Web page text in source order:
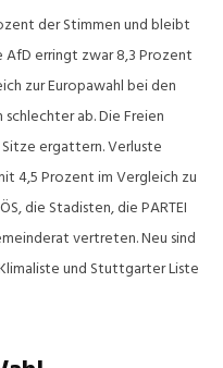
der Stimmen und bleibt
AfD erringt zwar 8,3 Prozent
zur Europawahl bei den
ab. Die Freien
ergattern. Verluste
4,5 Prozent im Vergleich zu
die Stadisten, die PARTEI
vertreten. Neu sind
und Stuttgarter Liste